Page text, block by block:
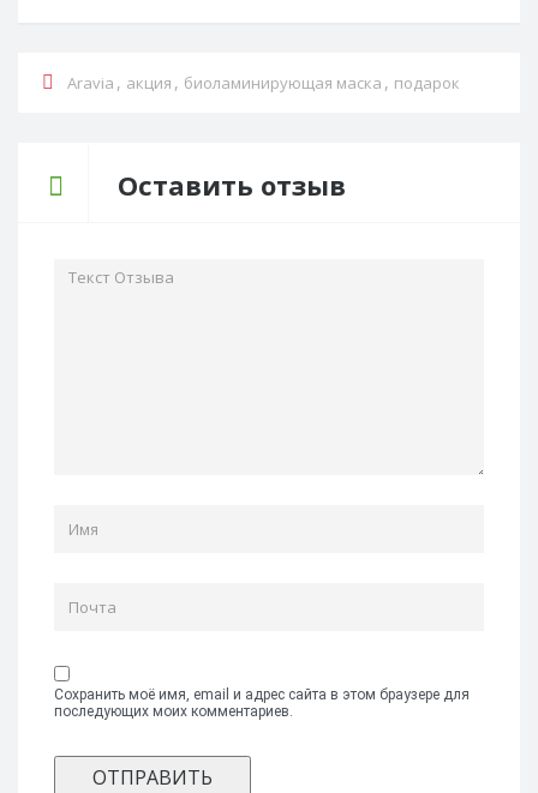
Aravia , акция , биоламинирующая маска , подарок
Оставить отзыв
Сохранить моё имя, email и адрес сайта в этом браузере для
последующих моих комментариев.